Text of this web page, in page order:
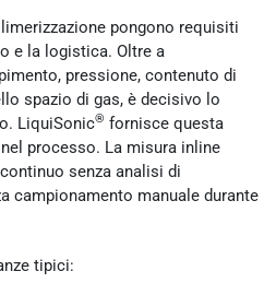
pongono requisiti
e la logistica. Oltre a
pressione, contenuto di
spazio di gas, è decisivo lo
LiquiSonic® fornisce questa
processo. La misura inline
senza analisi di
campionamento manuale durante
tipici: